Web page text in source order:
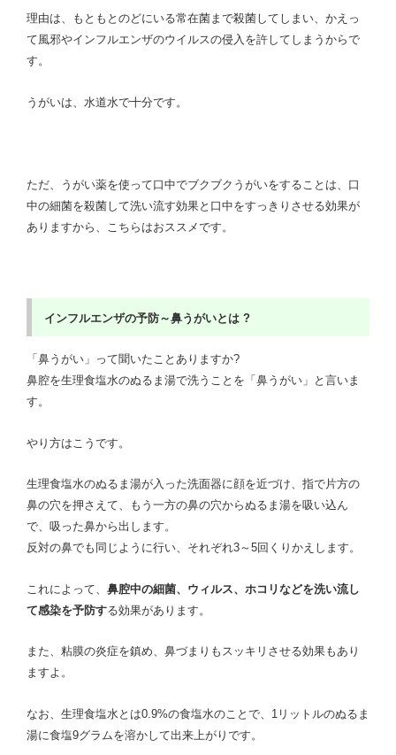
理由は、もともとのどにいる常在菌まで殺菌してしまい、かえっ
て風邪やインフルエンザのウイルスの侵入を許してしまうからで
す。
うがいは、水道水で十分です。
ただ、うがい薬を使って口中でブクブクうがいをすることは、口
中の細菌を殺菌して洗い流す効果と口中をすっきりさせる効果が
ありますから、こちらはおススメです。
インフルエンザの予防～鼻うがいとは ?
「鼻うがい」って聞いたことありますか?
鼻腔を生理食塩水のぬるま湯で洗うことを「鼻うがい」と言いま
す。
やり方はこうです。
生理食塩水のぬるま湯が入った洗面器に顔を近づけ、指で片方の
鼻の穴を押さえて、もう一方の鼻の穴からぬるま湯を吸い込ん
で、吸った鼻から出します。
反対の鼻でも同じように行い、それぞれ3～5回くりかえします。
これによって、 鼻腔中の細菌、ウィルス、ホコリなどを洗い流し
て感染を予防する効果があります。
また、粘膜の炎症を鎮め、鼻づまりもスッキリさせる効果もあり
ますよ。
なお、生理食塩水とは0.9%の食塩水のことで、1リットルのぬるま
湯に食塩9グラムを溶かして出来上がりです。